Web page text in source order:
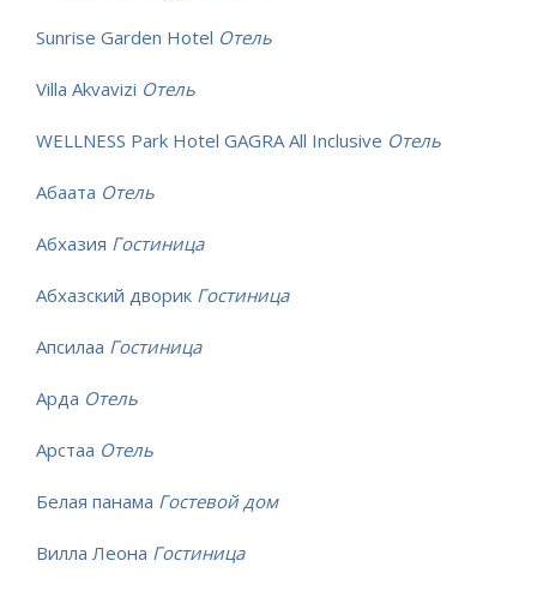
Sunrise Garden Hotel Отель
Villa Akvavizi Отель
WELLNESS Park Hotel GAGRA All Inclusive Отель
Абаата Отель
Абхазия Гостиница
Абхазский дворик Гостиница
Апсилаа Гостиница
Арда Отель
Арстаа Отель
Белая панама Гостевой дом
Вилла Леона Гостиница